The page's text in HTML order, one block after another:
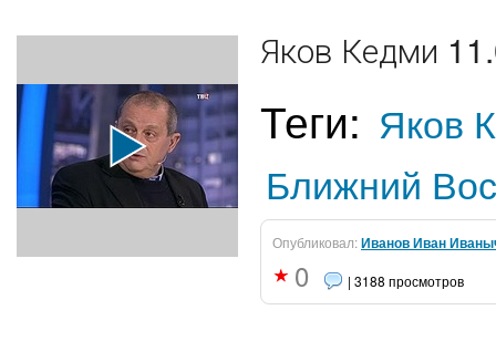
Яков Кедми
Теги: Яков
Ближний
Опубликовал:Иванов Иван
0 | 3188 просмотров